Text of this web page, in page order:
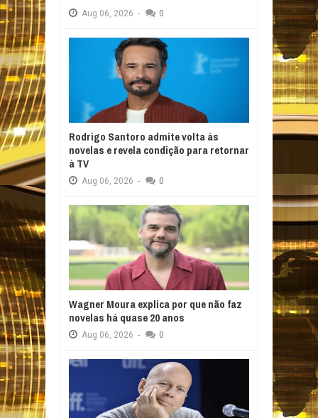
Aug 06, 2026 - 0
Rodrigo Santoro admite volta às
novelas e revela condição para retornar
à TV
Aug 06, 2026 - 0
Wagner Moura explica por que não faz
novelas há quase 20 anos
Aug 06, 2026 - 0